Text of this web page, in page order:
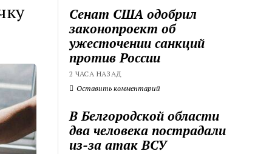
Сенат США одобрил
законопроект об
ужесточении санкций
против России
2 ЧАСА НАЗАД
Оставить комментарий
В Белгородской области
два человека пострадали
из-за атак ВСУ